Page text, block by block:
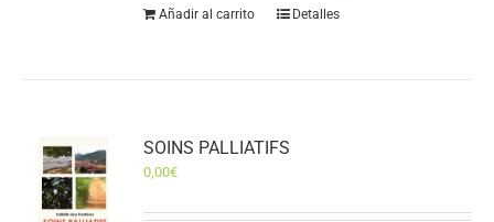
Añadir al carrito Detalles
SOINS PALLIATIFS
0,00€